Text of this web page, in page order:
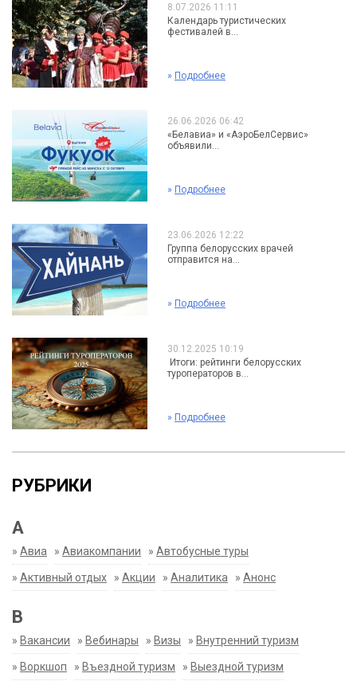
8.07.2026 11:11
Календарь туристических
фестивалей в...
» Подробнее
26.06.2026 06:42
«Белавиа» и «АэроБелСервис»
объявили...
» Подробнее
23.06.2026 12:22
Группа белорусских врачей
отправится на...
» Подробнее
30.12.2025 10:19
Итоги: рейтинги белорусских
туроператоров в...
» Подробнее
РУБРИКИ
А
» Авиа » Авиакомпании » Автобусные туры
» Активный отдых » Акции » Аналитика » Анонс
В
» Вакансии » Вебинары » Визы » Внутренний туризм
» Воркшоп » Въездной туризм » Выездной туризм